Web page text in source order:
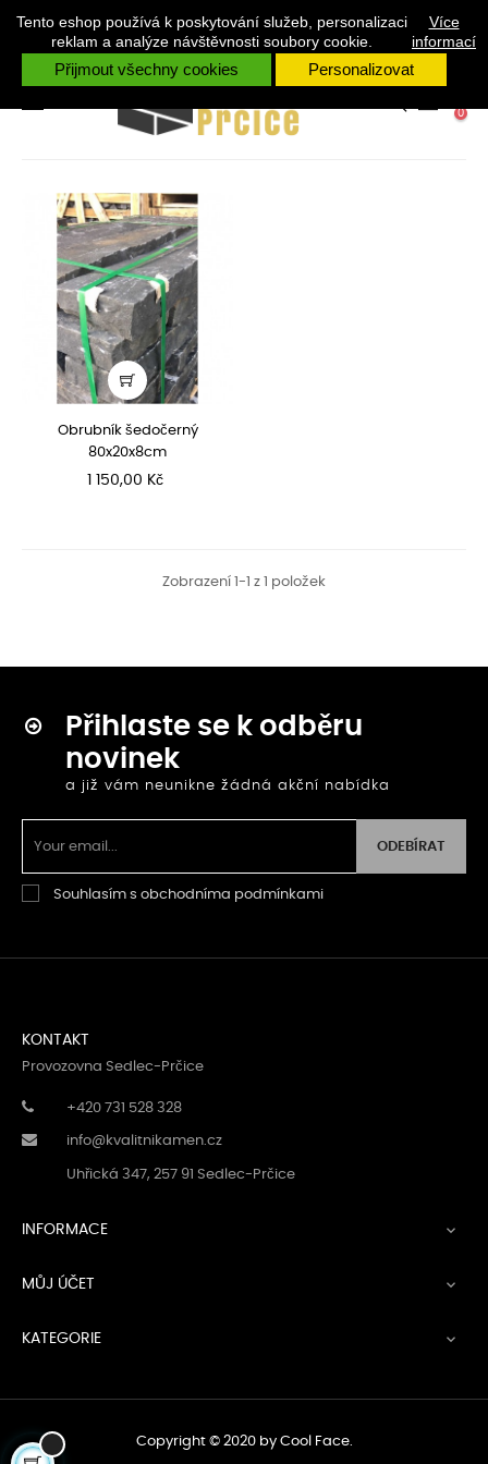
Tento eshop používá k poskytování služeb, personalizaci
reklam a analýze návštěvnosti soubory cookie.
Více
informací
Přijmout všechny cookies Personalizovat
V PŘÍPADĚ ŽE POTŘEBUJETE JAKOUKOLIV RADU VOLEJTE +420 731
528 328 RÁDI VÁM PORADÍME.
navigation
0
OBRUBNÍKY
Důležitost
Zobrazení 1-1 z 1 položek
Obrubník šedočerný
80x20x8cm
Cena
1 150,00 Kč
Zobrazení 1-1 z 1 položek
Přihlaste se k odběru
novinek
a již vám neunikne žádná akční nabídka
ODEBÍRAT
Souhlasím s obchodníma podmínkami
KONTAKT
Provozovna Sedlec-Prčice
+420 731 528 328
info@kvalitnikamen.cz
Uhřická 347, 257 91 Sedlec-Prčice
INFORMACE 
MŮJ ÚČET 
KATEGORIE 
Copyright © 2020 by Cool Face.